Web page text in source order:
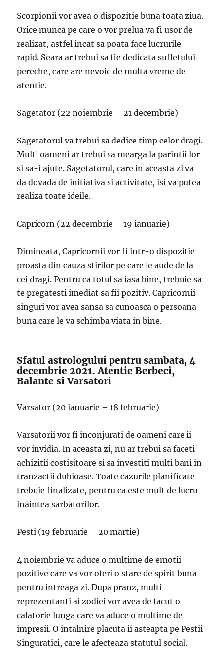
Scorpionii vor avea o dispozitie buna toata ziua.
Orice munca pe care o vor prelua va fi usor de
realizat, astfel incat sa poata face lucrurile
rapid. Seara ar trebui sa fie dedicata sufletului
pereche, care are nevoie de multa vreme de
atentie.
Sagetator (22 noiembrie – 21 decembrie)
Sagetatorul va trebui sa dedice timp celor dragi.
Multi oameni ar trebui sa mearga la parintii lor
si sa-i ajute. Sagetatorul, care in aceasta zi va
da dovada de initiativa si activitate, isi va putea
realiza toate ideile.
Capricorn (22 decembrie – 19 ianuarie)
Dimineata, Capricornii vor fi intr-o dispozitie
proasta din cauza stirilor pe care le aude de la
cei dragi. Pentru ca totul sa iasa bine, trebuie sa
te pregatesti imediat sa fii pozitiv. Capricornii
singuri vor avea sansa sa cunoasca o persoana
buna care le va schimba viata in bine.
Sfatul astrologului pentru sambata, 4
decembrie 2021. Atentie Berbeci,
Balante si Varsatori
Varsator (20 ianuarie – 18 februarie)
Varsatorii vor fi inconjurati de oameni care ii
vor invidia. In aceasta zi, nu ar trebui sa faceti
achizitii costisitoare si sa investiti multi bani in
tranzactii dubioase. Toate cazurile planificate
trebuie finalizate, pentru ca este mult de lucru
inaintea sarbatorilor.
Pesti (19 februarie – 20 martie)
4 noiembrie va aduce o multime de emotii
pozitive care va vor oferi o stare de spirit buna
pentru intreaga zi. Dupa pranz, multi
reprezentanti ai zodiei vor avea de facut o
calatorie lunga care va aduce o multime de
impresii. O intalnire placuta ii asteapta pe Pestii
Singuratici, care le afecteaza statutul social.